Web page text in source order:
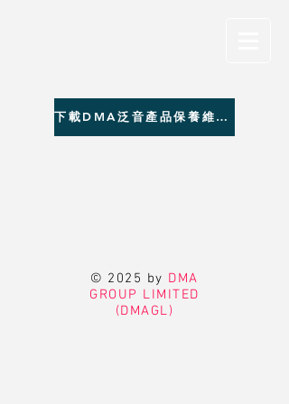
下載DMA泛音產品保養維修聯絡資料
© 2025 by DMA
GROUP LIMITED
(DMAGL)